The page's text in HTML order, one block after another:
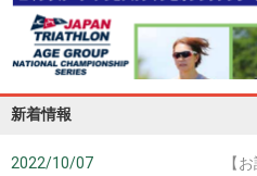
新着情報
2022/10/07 【